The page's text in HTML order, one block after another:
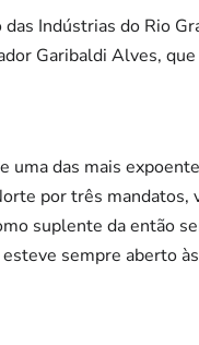
das Indústrias do Rio
Garibaldi Alves,
uma das mais
por três mandatos,
suplente da então
sempre aberto